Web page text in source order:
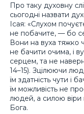
Про таку духовну
сьогодні назвати
Ісая: «Слухом
не побачите, — бо
Вони на вуха тяжко
не бачити очима, і
серцем, та не
14–15). Зцілюючи
їм здатність чути і
їм можливість не
людей, а силою віри
Бога.